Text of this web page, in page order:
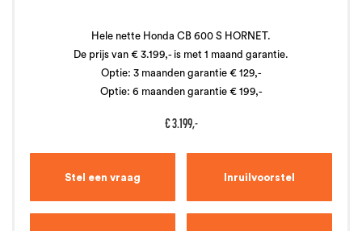
Hele nette Honda CB 600 S HORNET.
De prijs van € 3.199,- is met 1 maand garantie.
Optie: 3 maanden garantie € 129,-
Optie: 6 maanden garantie € 199,-
€3.199,-
Stel een vraag Inruilvoorstel